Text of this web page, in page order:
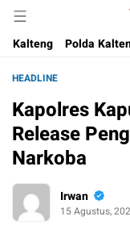
Kalteng
Polda
HEADLINE
Kapolres
Release
Narkoba
Irwan
15 Agustus,